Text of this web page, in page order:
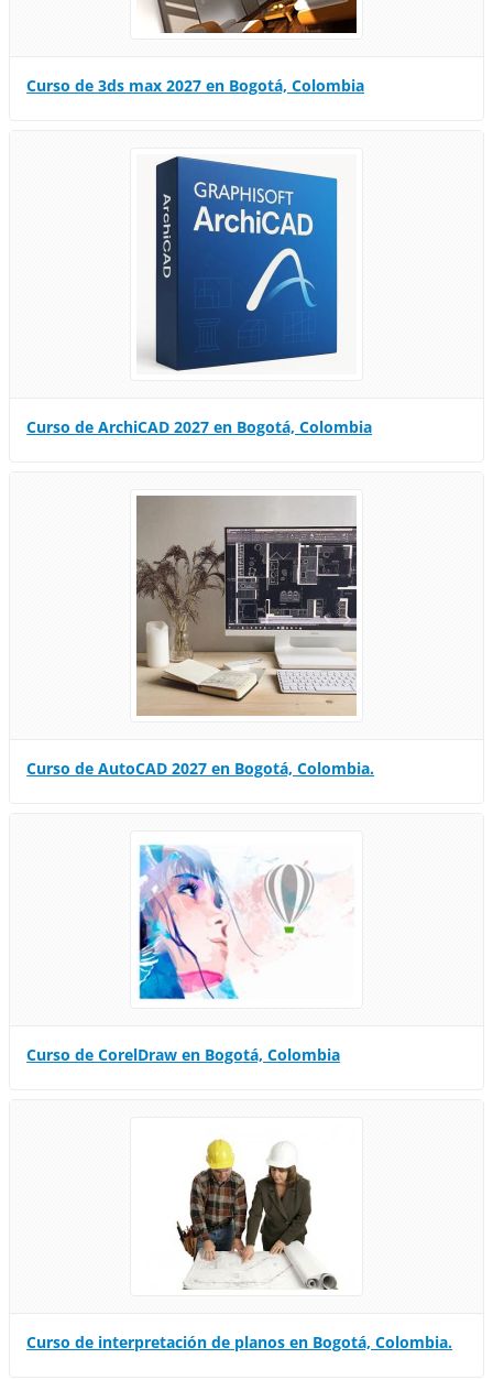
Curso de 3ds max 2027 en Bogotá, Colombia
Curso de ArchiCAD 2027 en Bogotá, Colombia
Curso de AutoCAD 2027 en Bogotá, Colombia.
Curso de CorelDraw en Bogotá, Colombia
Curso de interpretación de planos en Bogotá, Colombia.